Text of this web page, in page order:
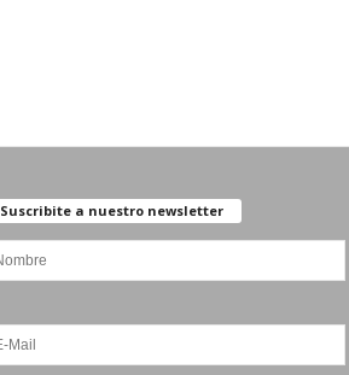
Suscribite a nuestro newsletter